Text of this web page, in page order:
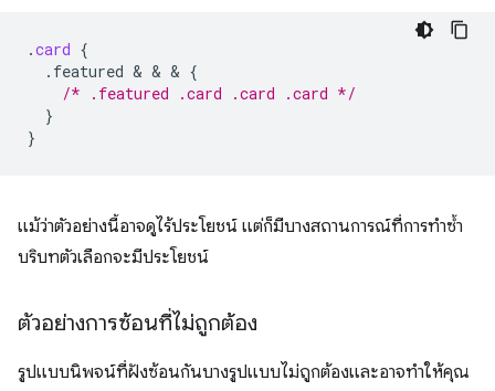
.card {
.featured & & & {
/* .featured .card .card .card */
}
}
แม้ว่าตัวอย่างนี้อาจดูไร้ประโยชน์ แต่ก็มีบางสถานการณ์ที่การทําซ้ำ
บริบทตัวเลือกจะมีประโยชน์
ตัวอย่างการซ้อนที่ไม่ถูกต้อง
รูปแบบนิพจน์ที่ฝังซ้อนกันบางรูปแบบไม่ถูกต้องและอาจทำให้คุณ